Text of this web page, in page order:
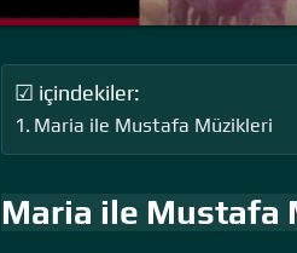
☑ içindekiler:
Maria ile Mustafa Müzikleri
Maria ile Mustafa